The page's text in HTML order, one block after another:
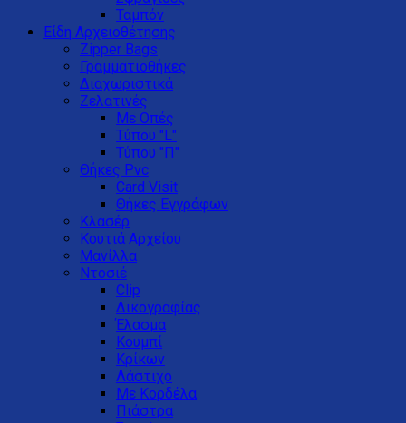
Ταμπόν
Είδη Αρχειοθέτησης
Zipper Bags
Γραμματιοθήκες
Διαχωριστικά
Ζελατινές
Με Οπές
Τύπου "L"
Τύπου "Π"
Θήκες Pvc
Card Visit
Θήκες Εγγράφων
Κλασέρ
Κουτιά Αρχείου
Μανίλλα
Ντοσιέ
Clip
Δικογραφίας
Έλασμα
Κουμπί
Κρίκων
Λάστιχο
Με Κορδέλα
Πιάστρα